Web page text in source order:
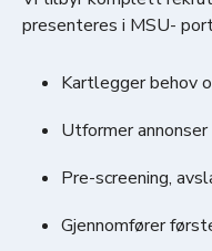
presenteres i MSU-
Kartlegger behov
Utformer annonser
Pre-screening,
Gjennomfører